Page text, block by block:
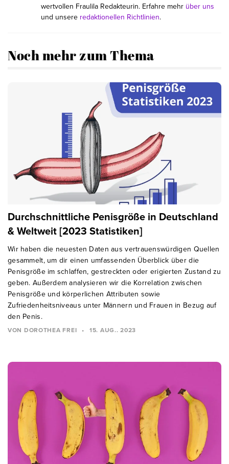
wertvollen Fraulila Redakteurin. Erfahre mehr über uns
und unsere redaktionellen Richtlinien.
Noch mehr zum Thema
Durchschnittliche Penisgröße in Deutschland
& Weltweit [2023 Statistiken]
Wir haben die neuesten Daten aus vertrauenswürdigen Quellen
gesammelt, um dir einen umfassenden Überblick über die
Penisgröße im schlaffen, gestreckten oder erigierten Zustand zu
geben. Außerdem analysieren wir die Korrelation zwischen
Penisgröße und körperlichen Attributen sowie
Zufriedenheitsniveaus unter Männern und Frauen in Bezug auf
den Penis.
VON DOROTHEA FREI • 15. AUG.. 2023